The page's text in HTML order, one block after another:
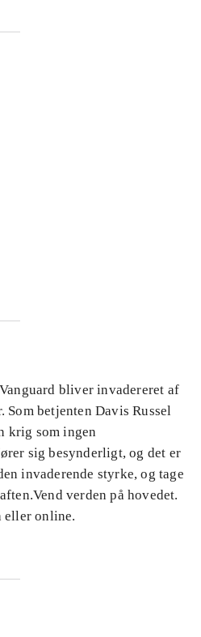
bliver invadereret af
betjenten Davis Russel
krig som ingen
sig besynderligt, og det er
invaderende styrke, og tage
verden på hovedet.
eller online.